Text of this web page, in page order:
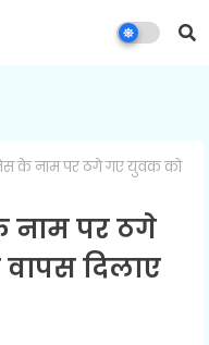
के नाम पर ठगे गए युवक को
नाम पर ठगे
दिलाए